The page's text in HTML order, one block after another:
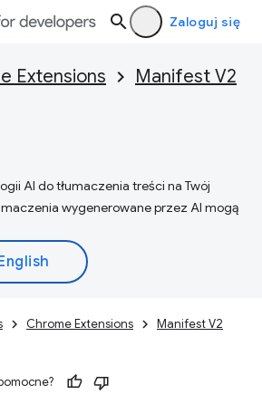
Zaloguj się
Extensions
Manifest V2
AI do tłumaczenia treści na Twój
wygenerowane przez AI mogą
Chrome Extensions
Manifest V2